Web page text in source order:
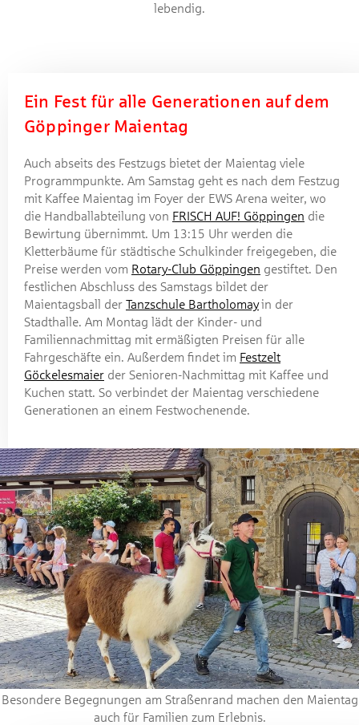
lebendig.
Besondere Begegnungen am Straßenrand machen den Maientag
auch für Familien zum Erlebnis.
Ein Fest für alle Generationen auf dem
Göppinger Maientag
Auch abseits des Festzugs bietet der Maientag viele
Programmpunkte. Am Samstag geht es nach dem Festzug
mit Kaffee Maientag im Foyer der EWS Arena weiter, wo
die Handballabteilung von FRISCH AUF! Göppingen die
Bewirtung übernimmt. Um 13:15 Uhr werden die
Kletterbäume für städtische Schulkinder freigegeben, die
Preise werden vom Rotary-Club Göppingen gestiftet. Den
festlichen Abschluss des Samstags bildet der
Maientagsball der Tanzschule Bartholomayin der
Stadthalle. Am Montag lädt der Kinder- und
Familiennachmittag mit ermäßigten Preisen für alle
Fahrgeschäfte ein. Außerdem findet im Festzelt
Göckelesmaier der Senioren-Nachmittag mit Kaffee und
Kuchen statt. So verbindet der Maientag verschiedene
Generationen an einem Festwochenende.